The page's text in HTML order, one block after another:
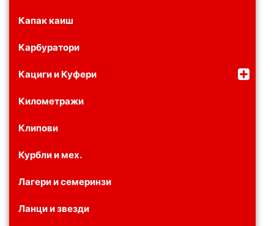
Капак каиш
Карбуратори
Кациги и Куфери
Километражи
Клипови
Курбли и мех.
Лагери и семеринзи
Ланци и звезди